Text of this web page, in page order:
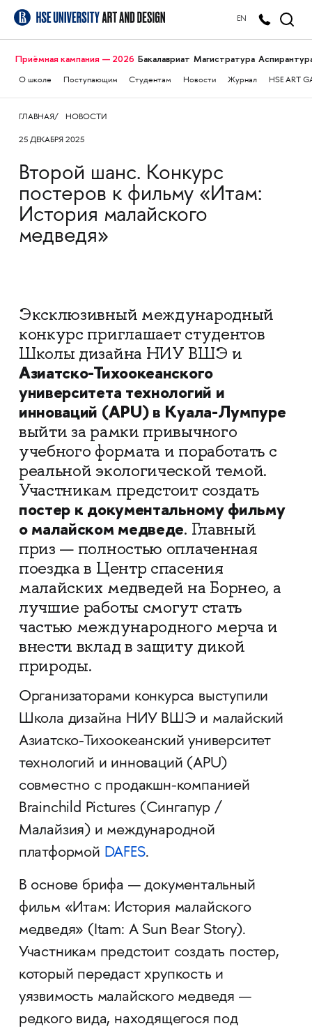
EN
Приёмная кампания — 2026 Бакалавриат Магистратура
О школе Поступающим Студентам Новости Журнал HSE ART
ГЛАВНАЯ НОВОСТИ
25 ДЕКАБРЯ 2025
Второй шанс. Конкурс
постеров к фильму «Итам:
История малайского
медведя»
Эксклюзивный международный
конкурс приглашает студентов
Школы дизайна НИУ ВШЭ и
Азиатско-Тихоокеанского
университета технологий и
инноваций (APU) в Куала-Лумпуре
выйти за рамки привычного
учебного формата и поработать с
реальной экологической темой.
Участникам предстоит создать
постер к документальному фильму
о малайском медведе. Главный
приз — полностью оплаченная
поездка в Центр спасения
малайских медведей на Борнео, а
лучшие работы смогут стать
частью международного мерча и
внести вклад в защиту дикой
природы.
Организаторами конкурса выступили
Школа дизайна НИУ ВШЭ и малайский
Азиатско-Тихоокеанский университет
технологий и инноваций (APU)
совместно с продакшн-компанией
Brainchild Pictures (Сингапур /
Малайзия) и международной
платформой DAFES.
В основе брифа — документальный
фильм «Итам: История малайского
медведя» (Itam: A Sun Bear Story).
Участникам предстоит создать постер,
который передаст хрупкость и
уязвимость малайского медведя —
редкого вида, находящегося под